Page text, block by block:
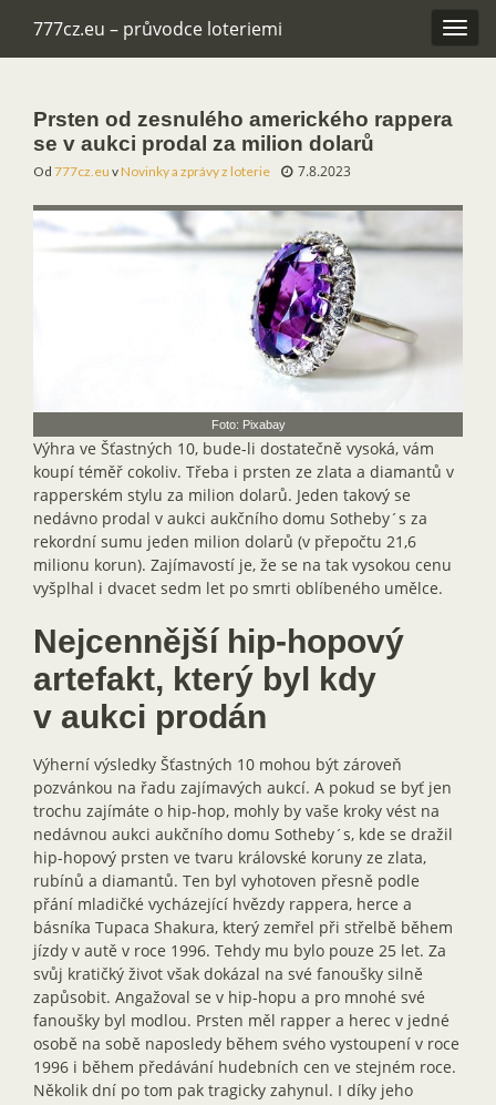
777cz.eu – průvodce loteriemi
Prsten od zesnulého amerického rappera
se v aukci prodal za milion dolarů
Od 777cz.eu vNovinky a zprávy z loterie 7.8.2023
Foto: Pixabay
Výhra ve Šťastných 10, bude-li dostatečně vysoká, vám
koupí téměř cokoliv. Třeba i prsten ze zlata a diamantů v
rapperském stylu za milion dolarů. Jeden takový se
nedávno prodal v aukci aukčního domu Sotheby´s za
rekordní sumu jeden milion dolarů (v přepočtu 21,6
milionu korun). Zajímavostí je, že se na tak vysokou cenu
vyšplhal i dvacet sedm let po smrti oblíbeného umělce.
Nejcennější hip-hopový
artefakt, který byl kdy
v aukci prodán
Výherní výsledky Šťastných 10 mohou být zároveň
pozvánkou na řadu zajímavých aukcí. A pokud se byť jen
trochu zajímáte o hip-hop, mohly by vaše kroky vést na
nedávnou aukci aukčního domu Sotheby´s, kde se dražil
hip-hopový prsten ve tvaru královské koruny ze zlata,
rubínů a diamantů. Ten byl vyhotoven přesně podle
přání mladičké vycházející hvězdy rappera, herce a
básníka Tupaca Shakura, který zemřel při střelbě během
jízdy v autě v roce 1996. Tehdy mu bylo pouze 25 let. Za
svůj kratičký život však dokázal na své fanoušky silně
zapůsobit. Angažoval se v hip-hopu a pro mnohé své
fanoušky byl modlou. Prsten měl rapper a herec v jedné
osobě na sobě naposledy během svého vystoupení v roce
1996 i během předávání hudebních cen ve stejném roce.
Několik dní po tom pak tragicky zahynul. I díky jeho